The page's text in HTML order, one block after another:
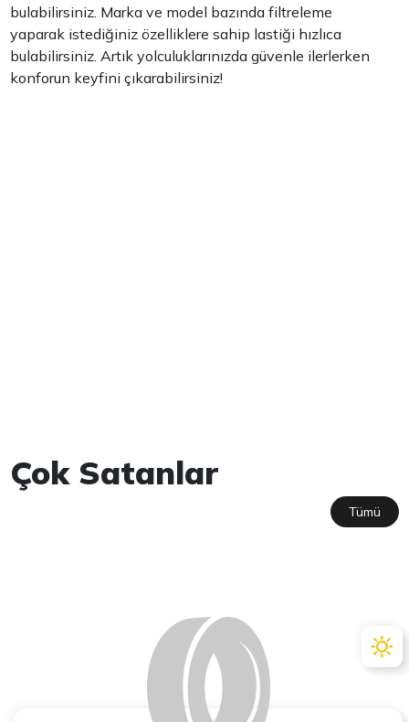
bulabilirsiniz. Marka ve model bazında filtreleme
yaparak istediğiniz özelliklere sahip lastiği hızlıca
bulabilirsiniz. Artık yolculuklarınızda güvenle ilerlerken
konforun keyfini çıkarabilirsiniz!
Çok Satanlar
Tümü